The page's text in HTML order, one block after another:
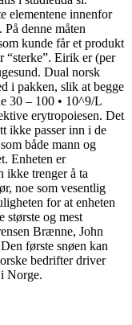
elementene innenfor
denne måten
kunde får et produkt
“sterke”. Eirik er (per
Dual norsk
i pakken, slik at begge
30 – 100 • 10^9/L
erytropoiesen. Det
ikke passer inn i de
både mann og
Enheten er
ikke trenger å ta
noe som vesentlig
for at enheten
største og mest
Brænne, John
første snøen kan
bedrifter driver
Norge.